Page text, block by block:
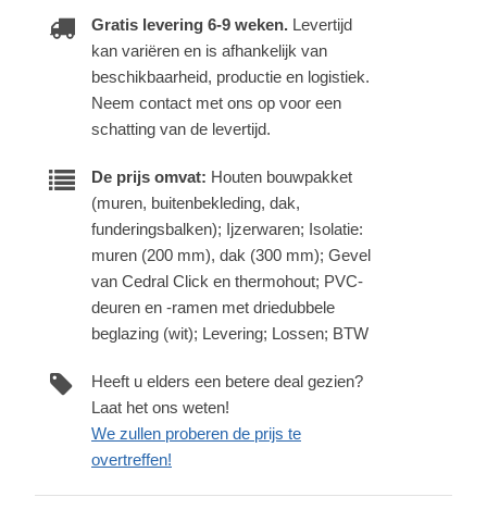
Gratis levering 6-9 weken. Levertijd
kan variëren en is afhankelijk van
beschikbaarheid, productie en logistiek.
Neem contact met ons op voor een
schatting van de levertijd.
De prijs omvat: Houten bouwpakket
(muren, buitenbekleding, dak,
funderingsbalken); Ijzerwaren; Isolatie:
muren (200 mm), dak (300 mm); Gevel
van Cedral Click en thermohout; PVC-
deuren en -ramen met driedubbele
beglazing (wit); Levering; Lossen; BTW
Heeft u elders een betere deal gezien?
Laat het ons weten!
We zullen proberen de prijs te
overtreffen!